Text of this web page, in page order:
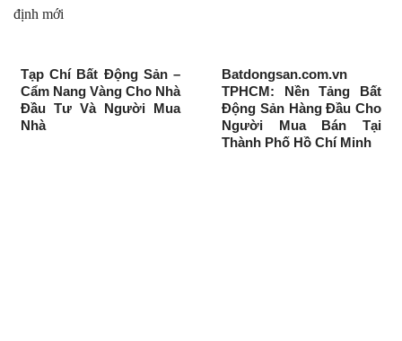
Tạp Chí Bất Động Sản –
Cẩm Nang Vàng Cho Nhà
Đầu Tư Và Người Mua
Nhà
Batdongsan.com.vn
TPHCM: Nền Tảng Bất
Động Sản Hàng Đầu Cho
Người Mua Bán Tại
Thành Phố Hồ Chí Minh